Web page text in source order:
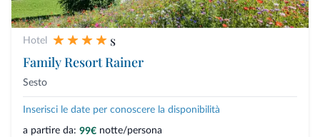
Hotel
s
Family Resort Rainer
Sesto
Inserisci le date per conoscere la disponibilità
a partire da: 99€ notte/persona